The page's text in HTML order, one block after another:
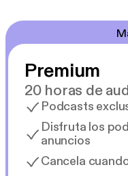
Premium
20 horas de
Podcasts
Disfruta los
anuncios
Cancela